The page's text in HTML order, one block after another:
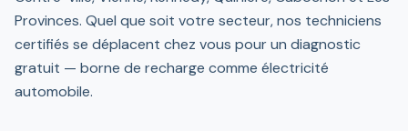
Provinces. Quel que soit votre secteur, nos techniciens
certifiés se déplacent chez vous pour un diagnostic
gratuit — borne de recharge comme électricité
automobile.